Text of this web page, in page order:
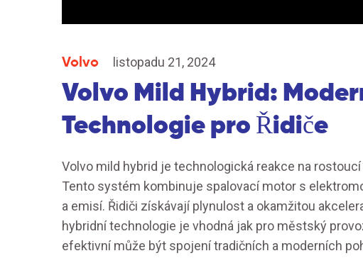
Volvo listopadu 21, 2024
Volvo Mild Hybrid:
Technologie pro Řidiče
Volvo mild hybrid je technologická reakce na
Tento systém kombinuje spalovací motor s
a emisí. Řidiči získávají plynulost a okamžitou
hybridní technologie je vhodná jak pro městský
efektivní může být spojení tradičních a moderních